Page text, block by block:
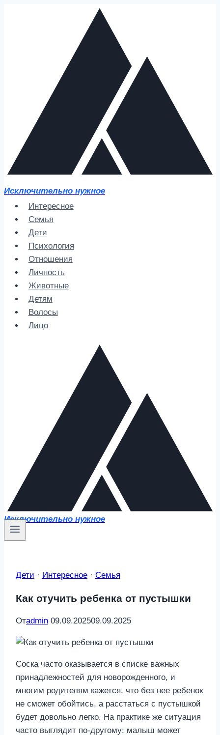
Исключительно нужное
Интересное
Семья
Дети
Психология
Отношения
Личность
Животные
Детям
Волосы
Лицо
Исключительно нужное
Дети · Интересное · Семья
Как отучить ребенка от пустышки
Отadmin 09.09.202509.09.2025
Соска часто оказывается в списке важных
принадлежностей для новорожденного, и
многим родителям кажется, что без нее ребенок
не сможет обойтись, а расстаться с пустышкой
будет довольно легко. На практике же ситуация
часто выглядит по-другому: малыш может